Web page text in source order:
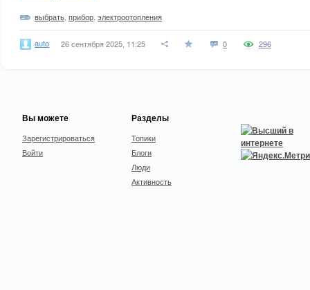
выбрать прибор электроотопления
auto 26 сентября 2025, 11:25 0 296
Вы можете
Зарегистрироваться
Войти
Разделы
Топики
Блоги
Люди
Активность